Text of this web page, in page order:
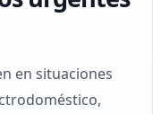
en situaciones